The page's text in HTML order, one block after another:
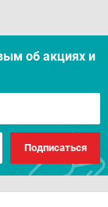
об акцияx и
Подписаться